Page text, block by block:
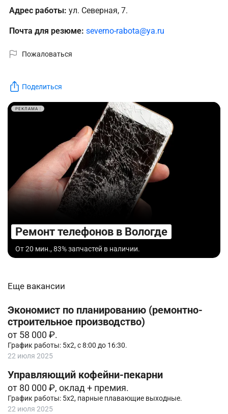
Адрес работы: ул. Северная, 7.
Почта для резюме: severno-rabota@ya.ru
Пожаловаться
Поделиться
РЕКЛАМА
Ремонт телефонов в Вологде
От 20 мин., 83% запчастей в наличии.
Еще вакансии
Экономист по планированию (ремонтно-
строительное производство)
от 58 000 ₽.
График работы: 5х2, с 8:00 до 16:30.
22 июля 2025
Управляющий кофейни-пекарни
от 80 000 ₽, оклад + премия.
График работы: 5х2, парные плавающие выходные.
22 июля 2025